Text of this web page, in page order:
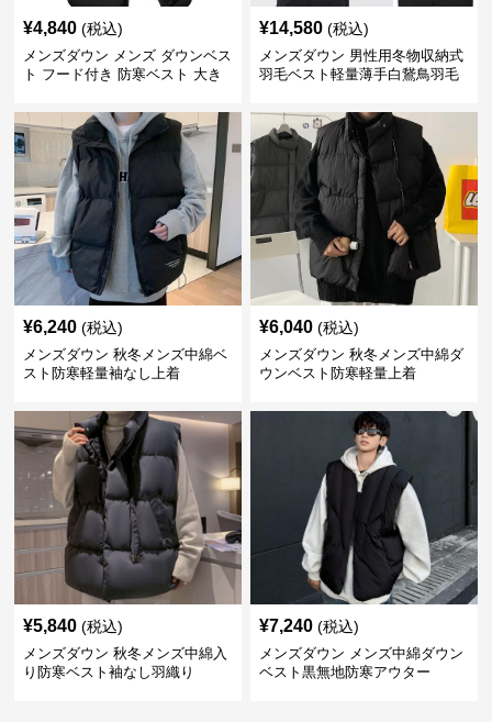
¥4,840 (税込)
メンズダウン メンズ ダウンベス
ト フード付き 防寒ベスト 大き
¥14,580 (税込)
メンズダウン 男性用冬物収納式
羽毛ベスト軽量薄手白鵞鳥羽毛
¥6,240 (税込)
メンズダウン 秋冬メンズ中綿ベ
スト防寒軽量袖なし上着
¥6,040 (税込)
メンズダウン 秋冬メンズ中綿ダ
ウンベスト防寒軽量上着
¥5,840 (税込)
メンズダウン 秋冬メンズ中綿入
り防寒ベスト袖なし羽織り
¥7,240 (税込)
メンズダウン メンズ中綿ダウン
ベスト黒無地防寒アウター